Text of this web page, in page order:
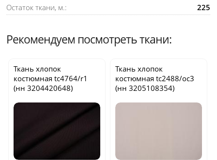
Остаток ткани, м.:
225
Рекомендуем посмотреть ткани:
Ткань хлопок
костюмнаяtc4764/r1
(нн 3204420648)
Ткань хлопок
костюмнаяtc2488/oc3
(нн 3205108354)